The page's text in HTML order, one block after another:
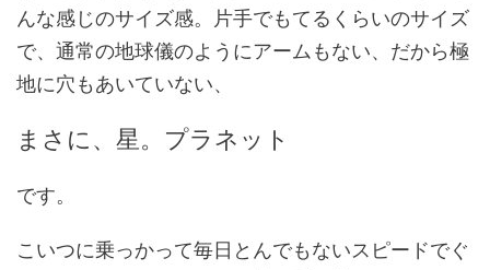
んな感じのサイズ感。片手でもてるくらいのサイズ
で、通常の地球儀のようにアームもない、だから極
地に穴もあいていない、
まさに、星。プラネット
です。
こいつに乗っかって毎日とんでもないスピードでぐ